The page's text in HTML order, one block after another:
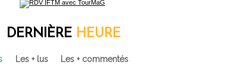
librairie du voyage
DERNIÈRE HEURE
Les + lus Les + commentés